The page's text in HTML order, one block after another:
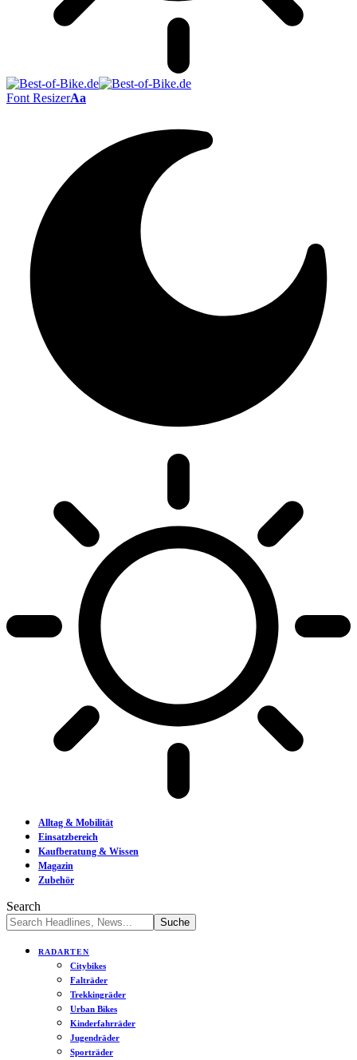
Font ResizerAa
Alltag & Mobilität
Einsatzbereich
Kaufberatung & Wissen
Magazin
Zubehör
Search
RADARTEN
Citybikes
Falträder
Trekkingräder
Urban Bikes
Kinderfahrräder
Jugendräder
Sporträder